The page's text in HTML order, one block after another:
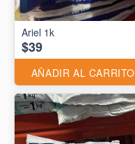
Ariel 1k
$39
AÑADIR AL CARRITO